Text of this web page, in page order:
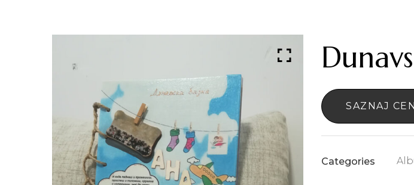
SAZNAJ
Categories